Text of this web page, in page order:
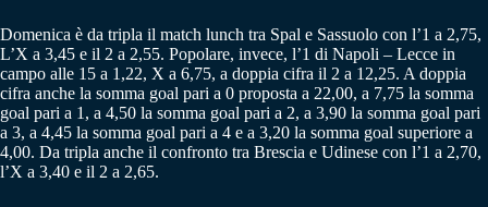
Domenica è da tripla il match lunch tra Spal e Sassuolo con l’1 a 2,75,
L’X a 3,45 e il 2 a 2,55. Popolare, invece, l’1 di Napoli – Lecce in
campo alle 15 a 1,22, X a 6,75, a doppia cifra il 2 a 12,25. A doppia
cifra anche la somma goal pari a 0 proposta a 22,00, a 7,75 la somma
goal pari a 1, a 4,50 la somma goal pari a 2, a 3,90 la somma goal pari
a 3, a 4,45 la somma goal pari a 4 e a 3,20 la somma goal superiore a
4,00. Da tripla anche il confronto tra Brescia e Udinese con l’1 a 2,70,
l’X a 3,40 e il 2 a 2,65.